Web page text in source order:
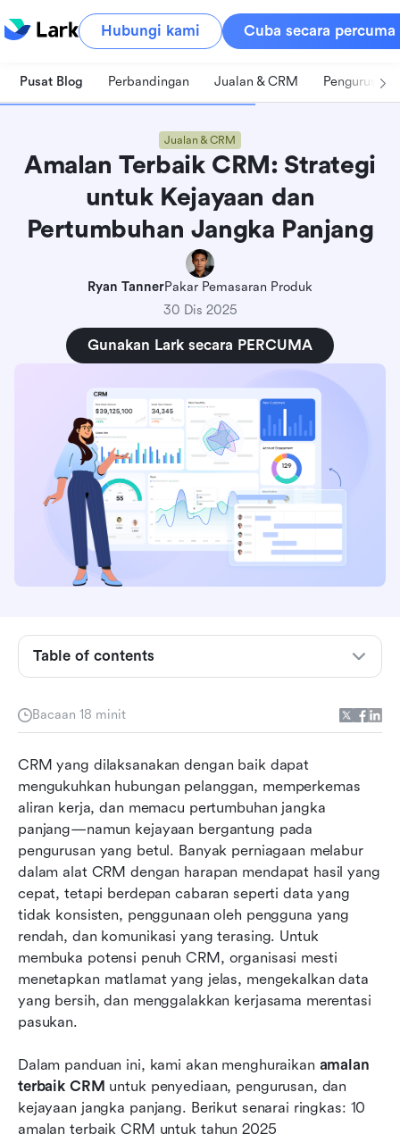
Hubungi kami Cuba secara percuma
Pusat Blog Perbandingan Jualan & CRM Pengurusan
Jualan & CRM
Amalan Terbaik CRM: Strategi
untuk Kejayaan dan
Pertumbuhan Jangka Panjang
Ryan TannerPakar Pemasaran Produk
30 Dis 2025
Gunakan Lark secara PERCUMA
Bacaan 18 minit
CRM yang dilaksanakan dengan baik dapat
mengukuhkan hubungan pelanggan, memperkemas
aliran kerja, dan memacu pertumbuhan jangka
panjang—namun kejayaan bergantung pada
pengurusan yang betul. Banyak perniagaan melabur
dalam alat CRM dengan harapan mendapat hasil yang
cepat, tetapi berdepan cabaran seperti data yang
tidak konsisten, penggunaan oleh pengguna yang
rendah, dan komunikasi yang terasing. Untuk
membuka potensi penuh CRM, organisasi mesti
menetapkan matlamat yang jelas, mengekalkan data
yang bersih, dan menggalakkan kerjasama merentasi
pasukan.
Dalam panduan ini, kami akan menghuraikan amalan
terbaik CRM untuk penyediaan, pengurusan, dan
kejayaan jangka panjang. Berikut senarai ringkas: 10
amalan terbaik CRM untuk tahun 2025
Table of contents
Apakah amalan terbaik CRM?
penting
10 amalan terbaik CRM & cara
melaksanakannya
Kesilapan CRM biasa yang perlu dielakkan
Kesimpulan
Soalan Lazim
Bacaan berkaitan